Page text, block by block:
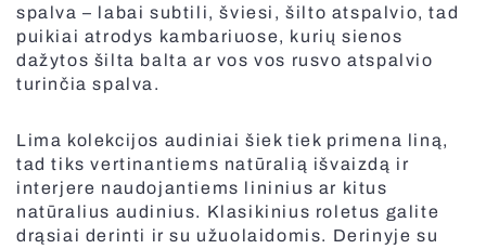
spalva – labai subtili, šviesi, šilto atspalvio, tad
puikiai atrodys kambariuose, kurių sienos
dažytos šilta balta ar vos vos rusvo atspalvio
turinčia spalva.
Lima kolekcijos audiniai šiek tiek primena liną,
tad tiks vertinantiems natūralią išvaizdą ir
interjere naudojantiems lininius ar kitus
natūralius audinius. Klasikinius roletus galite
drąsiai derinti ir su užuolaidomis. Derinyje su